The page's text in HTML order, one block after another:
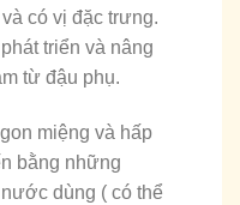
có vị đặc trưng.
triển và nâng
từ đậu phụ.
miệng và hấp
bằng những
dùng ( có thể